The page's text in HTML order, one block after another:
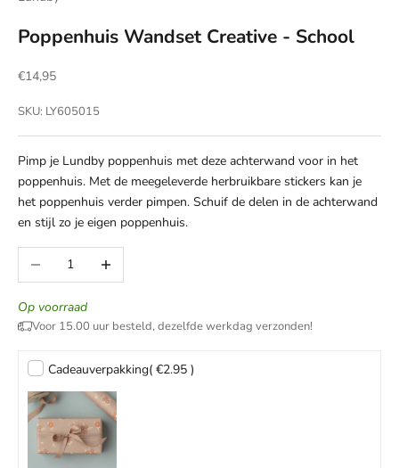
Poppenhuis Wandset Creative - School
Aanbiedingsprijs
€14,95
SKU: LY605015
Pimp je Lundby poppenhuis met deze achterwand voor in het
poppenhuis. Met de meegeleverde herbruikbare stickers kan je
het poppenhuis verder pimpen. Schuif de delen in de achterwand
en stijl zo je eigen poppenhuis.
Aantal verlagenAantal verhogen
Op voorraad
Voor 15.00 uur besteld, dezelfde werkdag verzonden!
Cadeauverpakking( €2.95 )